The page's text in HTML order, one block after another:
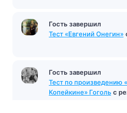
Гость завершил
Тест «Евгений Онегин»
Гость завершил
Тест по произведению
Копейкине» Гоголь с